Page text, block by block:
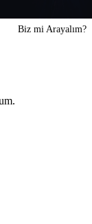
Biz mi Arayalım?